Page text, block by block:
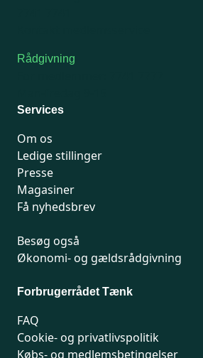
Rådgivning
Services
Om os
Ledige stillinger
Presse
Magasiner
Få nyhedsbrev
Besøg også
Økonomi- og gældsrådgivning
Forbrugerrådet Tænk
FAQ
Cookie- og privatlivspolitik
Købs- og medlemsbetingelser